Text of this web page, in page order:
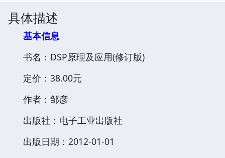
具体描述
基本信息
书名：DSP原理及应用(修订版)
定价：38.00元
作者：邹彦
出版社：电子工业出版社
出版日期：2012-01-01